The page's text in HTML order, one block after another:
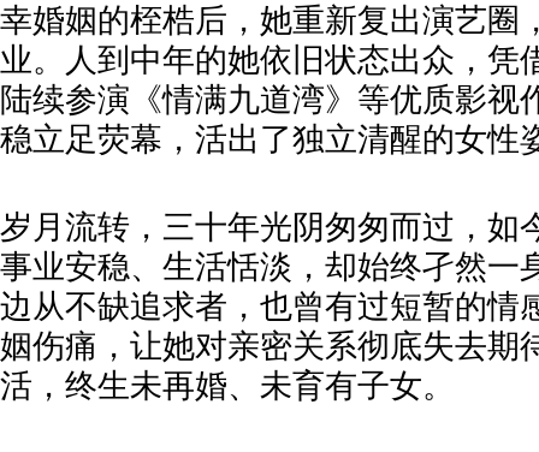
幸婚姻的桎梏后，她重新复出演艺圈
业。人到中年的她依旧状态出众，凭
陆续参演《情满九道湾》等优质影视
稳立足荧幕，活出了独立清醒的女性
岁月流转，三十年光阴匆匆而过，如
事业安稳、生活恬淡，却始终孑然一
边从不缺追求者，也曾有过短暂的情
姻伤痛，让她对亲密关系彻底失去期
活，终生未再婚、未育有子女。